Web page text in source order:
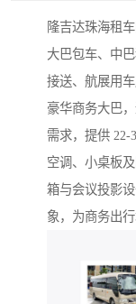
隆吉达珠海租
大巴包车、中
接送、航展用车
豪华商务大巴
需求，提供 22-
空调、小桌板
箱与会议投影
象，为商务出